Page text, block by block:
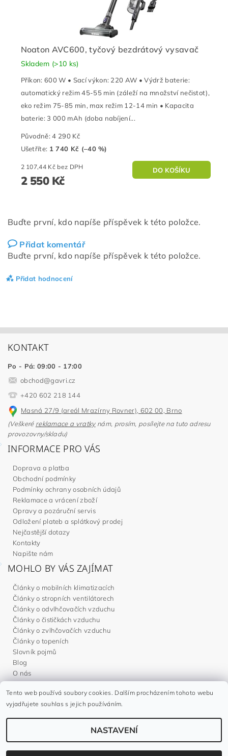
Noaton AVC600, tyčový bezdrátový vysavač
Skladem (>10 ks)
Příkon: 600 W • Sací výkon: 220 AW • Výdrž baterie:
automatický režim 45-55 min (záleží na množství nečistot),
eko režim 75-85 min, max režim 12-14 min • Kapacita
baterie: 3 000 mAh (doba nabíjení...
Původně:4 290 Kč
Ušetříte: 1 740 Kč (–40 %)
2 107,44 Kč bez DPH
2 550 Kč
Buďte první, kdo napíše příspěvek k této položce.
Přidat komentář
Buďte první, kdo napíše příspěvek k této položce.
Přidat hodnocení
KONTAKT
Po - Pá: 09:00 - 17:00
obchod@gavri.cz
+420 602 218 144
Masná 27/9 (areál Mrazírny Rovner), 602 00, Brno
(Veškeré reklamace a vratkynám, prosím, posílejte na tuto adresu
provozovny/skladu)
INFORMACE PRO VÁS
Doprava a platba
Obchodní podmínky
Podmínky ochrany osobních údajů
Reklamace a vrácení zboží
Opravy a pozáruční servis
Odložení plateb a splátkový prodej
Nejčastější dotazy
Kontakty
Napište nám
MOHLO BY VÁS ZAJÍMAT
Články o mobilních klimatizacích
Články o stropních ventilátorech
Články o odvlhčovačích vzduchu
Články o čističkách vzduchu
Články o zvlhčovačích vzduchu
Články o topeních
Slovník pojmů
Blog
O nás
Noaton.cz | Noaton.de | Noaton.es | Gavri.sk | Gavri.es
Gavri.cz, všechna práva vyhrazena
Tento web používá soubory cookies. Dalším procházením tohoto webu
vyjadřujete souhlas s jejich používáním.
NASTAVENÍ